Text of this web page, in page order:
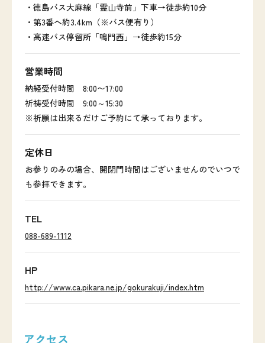
・徳島バス大麻線「霊山寺前」下車→徒歩約10分
・第3番へ約3.4km（※バス便有り）
・高速バス停留所「鳴門西」→徒歩約15分
営業時間
納経受付時間 8:00〜17:00
祈祷受付時間 9:00～15:30
※祈願は出来るだけご予約にて承っております。
定休日
お参りのみの場合、開閉門時間はございませんのでいつで
も参拝できます。
TEL
088-689-1112
HP
http://www.ca.pikara.ne.jp/gokurakuji/index.htm
アクセス